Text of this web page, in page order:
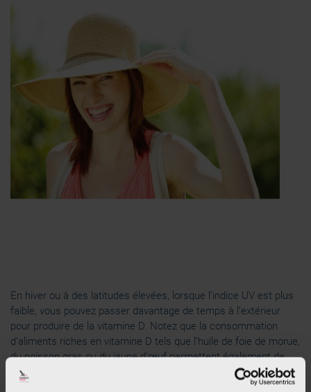
En hiver ou à des latitudes élevées, lorsque l’indice UV est plus
faible, vous pouvez passer davantage de temps à l’extérieur
pour produire de la vitamine D. Notez que la consommation
d’aliments riches en vitamine D tels que l’huile de foie de morue,
du poisson gras ou du jaune d’œuf permettent également de
prévenir une carence.